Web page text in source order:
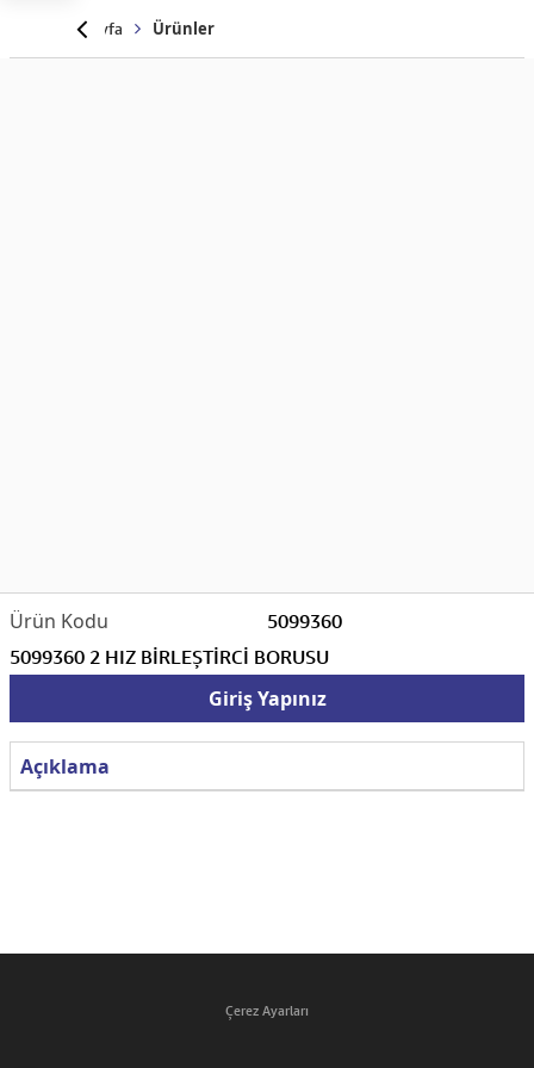
Anasayfa Ürünler
5099360
5099360 2 HIZ BİRLEŞTİRCİ BORUSU
Giriş Yapınız
Açıklama
Çerez Ayarları